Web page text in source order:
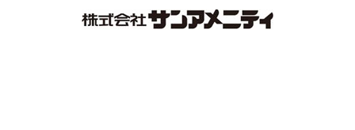
なわとびイベントを開催しました！